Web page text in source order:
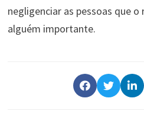
negligenciar as pessoas que
alguém importante.